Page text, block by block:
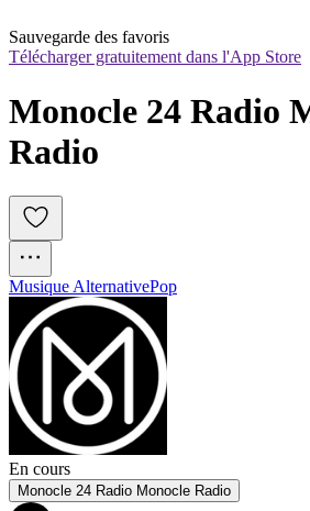
Sauvegarde des favoris
Télécharger gratuitement dans l'App Store
Monocle 24 Radio
Radio
Musique AlternativePop
En cours
Monocle 24 Radio Monocle Radio